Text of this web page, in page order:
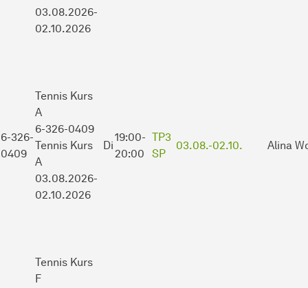
03.08.2026-
02.10.2026
6-326-
0409
Tennis Kurs
A
6-326-0409
Tennis Kurs
A
03.08.2026-
02.10.2026
Di
19:00-
20:00
TP3
SP
03.08.-02.10. Alina
Tennis Kurs
F